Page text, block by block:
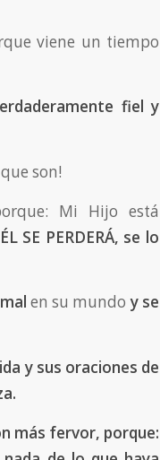
viene un tiempo
fiel y
son!
Mi Hijo está
SE PERDERÁ, se lo
en su mundoy se
y sus oraciones de
más fervor, porque: